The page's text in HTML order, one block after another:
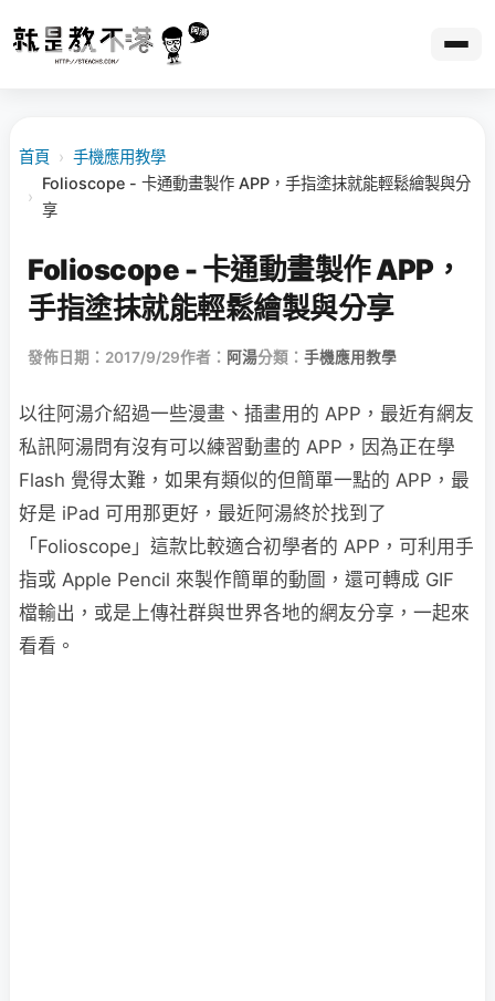
首頁 › 手機應用教學
›
Folioscope - 卡通動畫製作 APP，手指塗抹就能輕鬆繪製與分
享
Folioscope - 卡通動畫製作 APP，
手指塗抹就能輕鬆繪製與分享
發佈日期：2017/9/29作者： 阿湯分類： 手機應用教學
以往阿湯介紹過一些漫畫、插畫用的 APP，最近有網友
私訊阿湯問有沒有可以練習動畫的 APP，因為正在學
Flash 覺得太難，如果有類似的但簡單一點的 APP，最
好是 iPad 可用那更好，最近阿湯終於找到了
「Folioscope」這款比較適合初學者的 APP，可利用手
指或 Apple Pencil 來製作簡單的動圖，還可轉成 GIF
檔輸出，或是上傳社群與世界各地的網友分享，一起來
看看。